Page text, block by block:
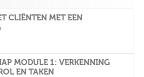
CLIËNTEN MET EEN
MODULE 1: VERKENNING
EN TAKEN